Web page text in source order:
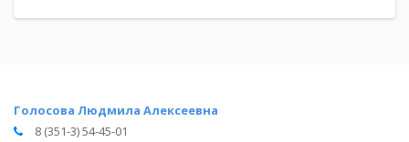
Голосова Людмила Алексеевна
8 (351-3) 54-45-01